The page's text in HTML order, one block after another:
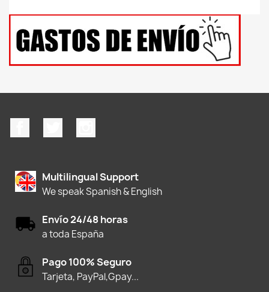
Multilingual Support
We speak Spanish & English
Envío 24/48 horas
a toda España
Pago 100% Seguro
Tarjeta, PayPal,Gpay...